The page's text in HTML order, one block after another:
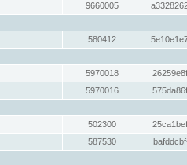
9660005
580412
5970018
5970016
502300
587530